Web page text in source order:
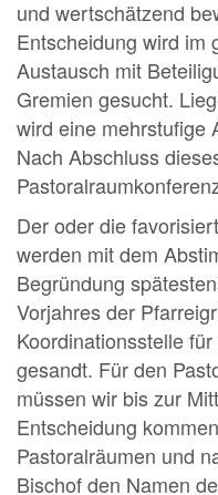
und wertschätzend
Entscheidung wird im
Austausch mit
Gremien gesucht.
wird eine mehrstufige
Nach Abschluss
Der oder die
werden mit dem
Begründung
Vorjahres der
Koordinationsstelle
gesandt. Für den
müssen wir bis zur
Entscheidung
Pastoralräumen und
Bischof den Namen